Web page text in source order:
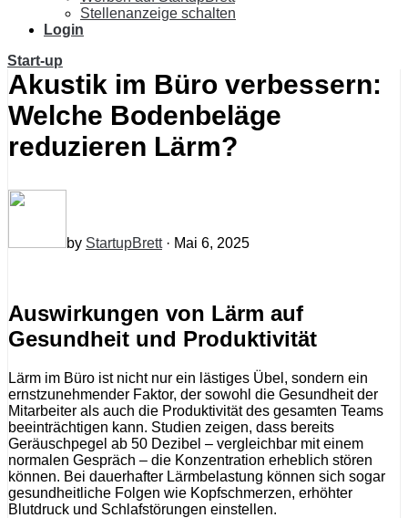
Stellenanzeige schalten
Login
Start-up
Akustik im Büro verbessern:
Welche Bodenbeläge
reduzieren Lärm?
by StartupBrett· Mai 6, 2025
Auswirkungen von Lärm auf
Gesundheit und Produktivität
Lärm im Büro ist nicht nur ein lästiges Übel, sondern ein
ernstzunehmender Faktor, der sowohl die Gesundheit der
Mitarbeiter als auch die Produktivität des gesamten Teams
beeinträchtigen kann. Studien zeigen, dass bereits
Geräuschpegel ab 50 Dezibel – vergleichbar mit einem
normalen Gespräch – die Konzentration erheblich stören
können. Bei dauerhafter Lärmbelastung können sich sogar
gesundheitliche Folgen wie Kopfschmerzen, erhöhter
Blutdruck und Schlafstörungen einstellen.